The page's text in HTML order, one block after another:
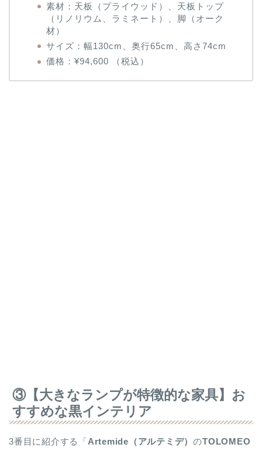
素材：天板（プライウッド）、天板トップ
（リノリウム、ラミネート）、脚（オーク
材）
サイズ：幅130cm、奥行65cm、高さ74cm
価格：¥94,600 （税込）
③【大きなランプが特徴的な家具】お
すすめな黒インテリア
3番目に紹介する「Artemide （アルテミデ）のTOLOMEO